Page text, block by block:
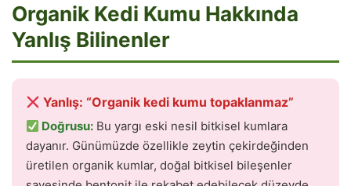
Organik Kedi Kumu Hakkında
Yanlış Bilinenler
Yanlış: “Organik kedi kumu topaklanmaz”
Doğrusu: Bu yargı eski nesil bitkisel kumlara
dayanır. Günümüzde özellikle zeytin çekirdeğinden
üretilen organik kumlar, doğal bitkisel bileşenler